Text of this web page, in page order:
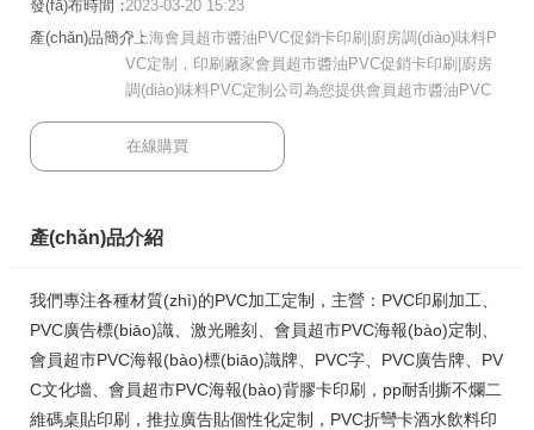
發(fā)布時間：2023-03-20 15:23
產(chǎn)品簡介：?上海會員超市醬油PVC促銷卡印刷|廚房調(diào)味料P
VC定制，印刷廠家會員超市醬油PVC促銷卡印刷|廚房
調(diào)味料PVC定制公司為您提供會員超市醬油PVC
意會員超市醬油PVC促銷卡印刷|廚房調(diào)味料PVC
定制案...
在線購買
產(chǎn)品介紹
我們專注各種材質(zhì)的PVC加工定制，主營：PVC印刷加工、
PVC廣告標(biāo)識、激光雕刻、會員超市PVC海報(bào)定制、
會員超市PVC海報(bào)標(biāo)識牌、PVC字、PVC廣告牌、PV
C文化墻、會員超市PVC海報(bào)背膠卡印刷，pp耐刮撕不爛二
維碼桌貼印刷，推拉廣告貼個性化定制，PVC折彎卡酒水飲料印